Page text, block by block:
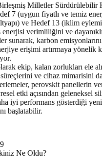
Milletler Sürdürülebilir
7 (uygun fiyatlı ve temiz
ve Hedef 13 (iklim
enerjisi verimliliğini ve
sunarak, karbon
erişimi artırmaya yönelik
ekip, kalan zorlukları ele
ve cihaz mimarisini
perovskit panellerin
etki açısından geleneksel
iyi performans gösterdiği
başlatabilir.
Ne Oldu?